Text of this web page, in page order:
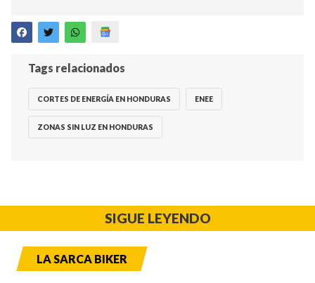
Tags relacionados
CORTES DE ENERGÍA EN HONDURAS ENEE
ZONAS SIN LUZ EN HONDURAS
SIGUE LEYENDO
LA SARCA BIKER